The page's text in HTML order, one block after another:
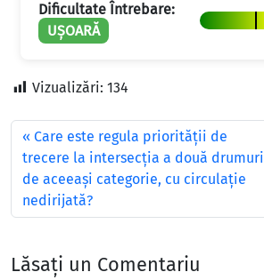
Dificultate Întrebare:
UȘOARĂ
Vizualizări: 134
Care este regula priorităţii de
trecere la intersecţia a două drumuri
de aceeaşi categorie, cu circulaţie
nedirijată?
Lăsați un Comentariu